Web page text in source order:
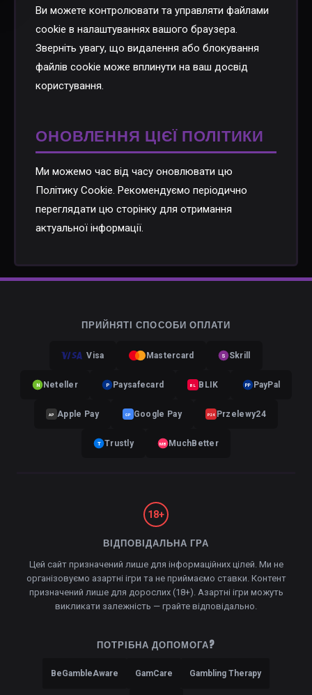
Ви можете контролювати та управляти файлами
cookie в налаштуваннях вашого браузера.
Зверніть увагу, що видалення або блокування
файлів cookie може вплинути на ваш досвід
користування.
ОНОВЛЕННЯ ЦІЄЇ ПОЛІТИКИ
Ми можемо час від часу оновлювати цю
Політику Cookie. Рекомендуємо періодично
переглядати цю сторінку для отримання
актуальної інформації.
ПРИЙНЯТІ СПОСОБИ ОПЛАТИ
Visa Mastercard S Skrill
N Neteller P Paysafecard BL BLIK PP PayPal
AP Apple Pay GP Google Pay P24 Przelewy24
T Trustly MB MuchBetter
18+
ВІДПОВІДАЛЬНА ГРА
Цей сайт призначений лише для інформаційних цілей. Ми не
організовуємо азартні ігри та не приймаємо ставки. Контент
призначений лише для дорослих (18+). Азартні ігри можуть
викликати залежність — грайте відповідально.
ПОТРІБНА ДОПОМОГА?
BeGambleAware GamCare Gambling Therapy